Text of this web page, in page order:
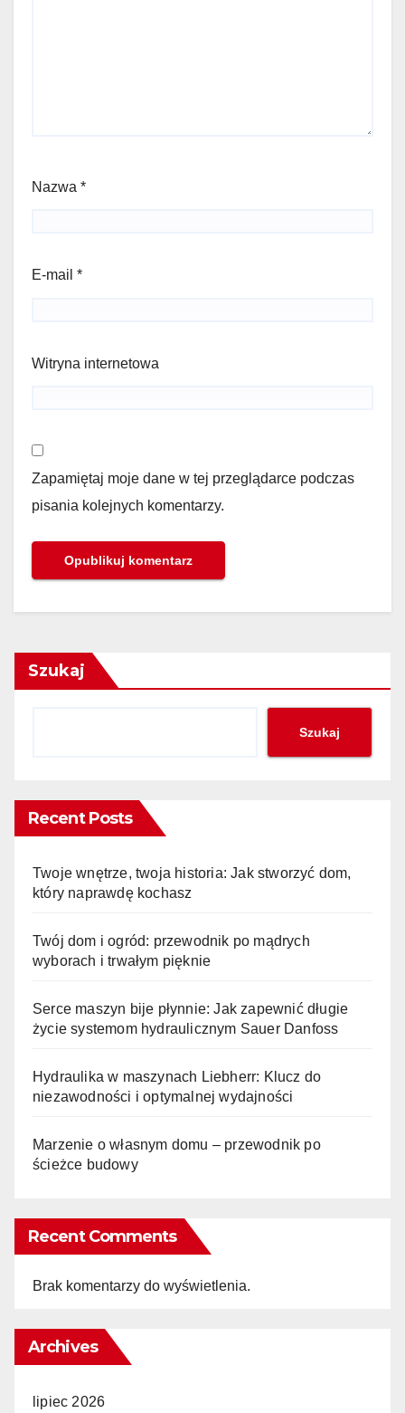
Nazwa *
E-mail *
Witryna internetowa
Zapamiętaj moje dane w tej przeglądarce podczas
pisania kolejnych komentarzy.
Szukaj
Szukaj
Recent Posts
Twoje wnętrze, twoja historia: Jak stworzyć dom,
który naprawdę kochasz
Twój dom i ogród: przewodnik po mądrych
wyborach i trwałym pięknie
Serce maszyn bije płynnie: Jak zapewnić długie
życie systemom hydraulicznym Sauer Danfoss
Hydraulika w maszynach Liebherr: Klucz do
niezawodności i optymalnej wydajności
Marzenie o własnym domu – przewodnik po
ścieżce budowy
Recent Comments
Brak komentarzy do wyświetlenia.
Archives
lipiec 2026